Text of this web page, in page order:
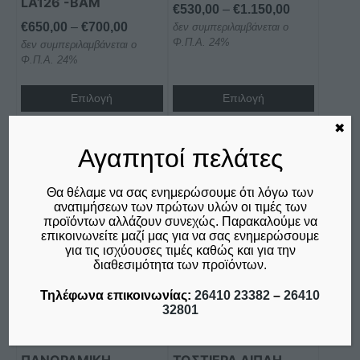
€650,00 – €700,00
range:
through
δεν συμπεριλαμβάνεται ο
Φ.Π.Α. 24%
Επιλογή
σελίδα
του
προϊόντος
€530,00 – €1.150,00Price
€1.150,00
δεν συμπεριλαμβάνεται ο
Φ.Π.Α. 24%
Επιλογή
σελίδα
του
Αυτό
προϊόν
παραλλαγές.
μπορούν
Αυτό
το
προϊόν
έχει
πολλαπλές
παραλλαγές.
Οι
μπορούν
Αγαπητοί πελάτες
Θα θέλαμε να σας ενημερώσουμε ότι λόγω των
ανατιμήσεων των πρώτων υλών οι τιμές των
προϊόντων αλλάζουν συνεχώς. Παρακαλούμε να
επικοινωνείτε μαζί μας για να σας ενημερώσουμε
για τις ισχύουσες τιμές καθώς και για την
διαθεσιμότητα των προϊόντων.
Τηλέφωνα επικοινωνίας: 26410 23382 – 26410
32801
✖